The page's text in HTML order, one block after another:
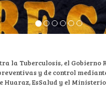
la Tuberculosis, el Gobierno
y de control
EsSalud y el Ministerio